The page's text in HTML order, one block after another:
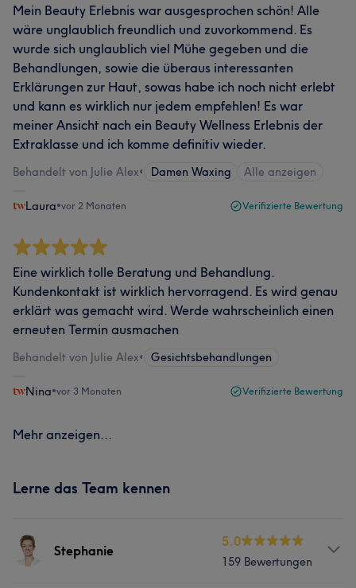
Mein Beauty Erlebnis war ausgesprochen schön! Alle
wäre unglaublich freundlich und zuvorkommend. Es
wurde sich unglaublich viel Mühe gegeben und die
Behandlungen, sowie die überaus interessanten
Erklärungen zur Haut, sowas habe ich noch nicht erlebt
und kann es wirklich nur jedem empfehlen! Es war
meiner Ansicht nach ein Beauty Wellness Erlebnis der
Extraklasse und ich komme definitiv wieder.
Behandelt von Julie Alex• Damen Waxing Alle anzeigen
Laura•vor 2 Monaten Verifizierte Bewertung
Eine wirklich tolle Beratung und Behandlung.
Kundenkontakt ist wirklich hervorragend. Es wird genau
erklärt was gemacht wird. Werde wahrscheinlich einen
erneuten Termin ausmachen
Behandelt von Julie Alex• Gesichtsbehandlungen
Nina•vor 3 Monaten Verifizierte Bewertung
Mehr anzeigen...
Lerne das Team kennen
Stephanie
5.0
159 Bewertungen